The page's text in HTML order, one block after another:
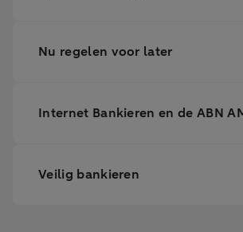
Nu regelen voor later
Internet Bankieren en de ABN
Veilig bankieren